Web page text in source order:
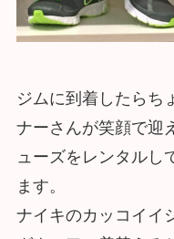
ジムに到着したらち
ナーさんが笑顔で迎
ューズをレンタルし
ます。
ナイキのカッコイイ